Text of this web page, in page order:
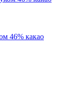
46% какао